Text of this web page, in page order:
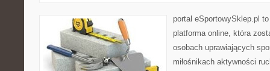
portal eSportowySklep.pl
platforma online, która
osobach uprawiających
miłośnikach aktywności